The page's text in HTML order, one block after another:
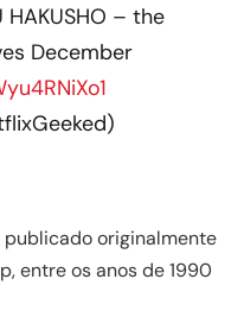
HAKUSHO – the
December
publicado originalmente
entre os anos de 1990